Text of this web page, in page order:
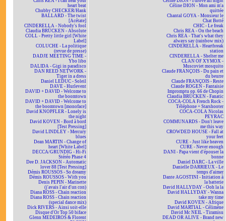
heart beat
Chubby CHECKER/Hank
BALLARD - The twist
[Acétate]
CINDERELLA - Nobody's fool
Claudia BRÜCKEN - Absolute
COLL - Pretty little girl [White
Label]
COLUCHE - La politique
(revue de presse)
DADJE MEETING TIME -
Ybo libo
DALIDA - Gigi in paradisco
DAN REED NETWORK -
Tiger in a dress
Daniel LEDUC - Soleil
DAVE - Hurlevent
DAVID + DAVID - Welcome to
the boomtown
DAVID + DAVID - Welcome to
the boomtown [monoface]
David KNOPFLER - Lonely is
the night
David KOVEN - Bord à bord
[Test Pressing]
David LINDLEY - Mercury
blues
Dean MARTIN - Change of
heart [White Label]
DECCA/GRUNDIG - Hi-Fi
Stéréo Phase 4
Dee D. JACKSON - Automatic
lover 88 [Test Pressing]
Démis ROUSSOS - So dreamy
Démis ROUSSOS - With you
Denis PEPIN - Marinette
(j'avais l'air d'un con)
Diana ROSS - Chain reaction
Diana ROSS - Chain reaction
(special dance mix)
Dick RIVERS - Ainsi soit-elle
Disque d'Or Top 50 biface
Glenn MEDEIROS & Florent
Céline DION - Mon ami m'a
quittée
Chantal GOYA - Monsieur le
Chat Botté
CHIC - Le freak
Chris REA - On the beach
Chris REA - That's what they
always say (rainbow mix)
CINDERELLA - Heartbreak
station
CINDERELLA - Shelter me
CLAN OF XYMOX -
Muscoviet mosquito
Claude FRANÇOIS - Du pain et
du beurre
Claude FRANÇOIS - Reste
Claude ROGEN - Fantaisie
Impromptu op. 66 de Chopin
Claudia BRÜCKEN - Fanatic
COCA-COLA French Rock -
Téléphone + Starshooter
COCA-COLA Nicolas
PEYRAC
COMMUNARDS - Don't leave
me this way
CROWDED HOUSE - Fall at
your feet
CURE - Just like heaven
CURE - Never enough
DANI - Papa vient d'épouser la
bonne
Daniel DARC - La ville
Danielle DARRIEUX - Le
temps d'aimer
Dante AGOSTINI - Initiation à
la batterie
David HALLYDAY - Ooh la la
David HALLYDAY - Wanna
take my time
David KOVEN - Afrique
David MARTIAL - Célimène
David Mc NEIL - Tiramisu
DEAD OR ALIVE - Brand new